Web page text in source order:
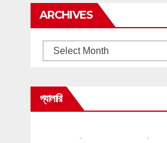
ARCHIVES
Archives
গ্যালারি